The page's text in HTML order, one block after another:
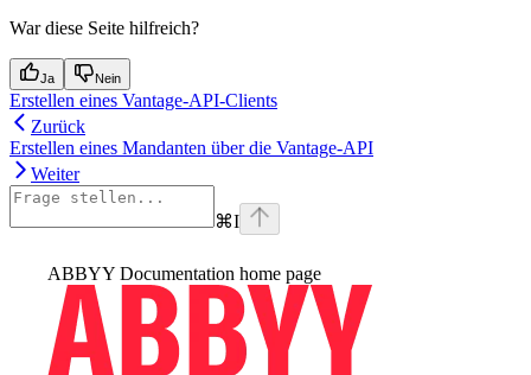
War diese Seite hilfreich?
Ja Nein
Erstellen eines Vantage-API-Clients
Zurück
Erstellen eines Mandanten über die Vantage-API
Weiter
⌘I
ABBYY Documentation home page